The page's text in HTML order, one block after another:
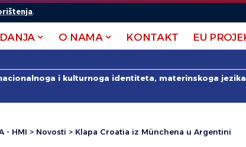
.
O NAMA KONTAKT EU
i kulturnoga identiteta, materinskoga
- HMI > Novosti > Klapa Croatia iz Münchena u Argentini